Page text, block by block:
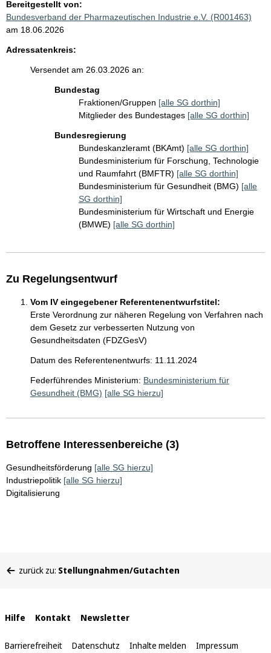
Bereitgestellt von:
Bundesverband der Pharmazeutischen Industrie e.V. (R001463)
am 18.06.2026
Adressatenkreis:
Versendet am 26.03.2026 an:
Bundestag
Fraktionen/Gruppen [alle SG dorthin]
Mitglieder des Bundestages [alle SG dorthin]
Bundesregierung
Bundeskanzleramt (BKAmt) [alle SG dorthin]
Bundesministerium für Forschung, Technologie
und Raumfahrt (BMFTR) [alle SG dorthin]
Bundesministerium für Gesundheit (BMG) [alle
SG dorthin]
Bundesministerium für Wirtschaft und Energie
(BMWE) [alle SG dorthin]
Zu Regelungsentwurf
Vom IV eingegebener Referentenentwurfstitel:
Erste Verordnung zur näheren Regelung von Verfahren nach
dem Gesetz zur verbesserten Nutzung von
Gesundheitsdaten (FDZGesV)
Datum des Referentenentwurfs: 11.11.2024
Federführendes Ministerium: Bundesministerium für
Gesundheit (BMG) [alle SG hierzu]
Betroffene Interessenbereiche (3)
Gesundheitsförderung [alle SG hierzu]
Industriepolitik [alle SG hierzu]
Digitalisierung
befinden
zurück zu: Stellungnahmen/Gutachten
Interne
Links
Hilfe Kontakt Newsletter
Barrierefreiheit Datenschutz Inhalte melden Impressum